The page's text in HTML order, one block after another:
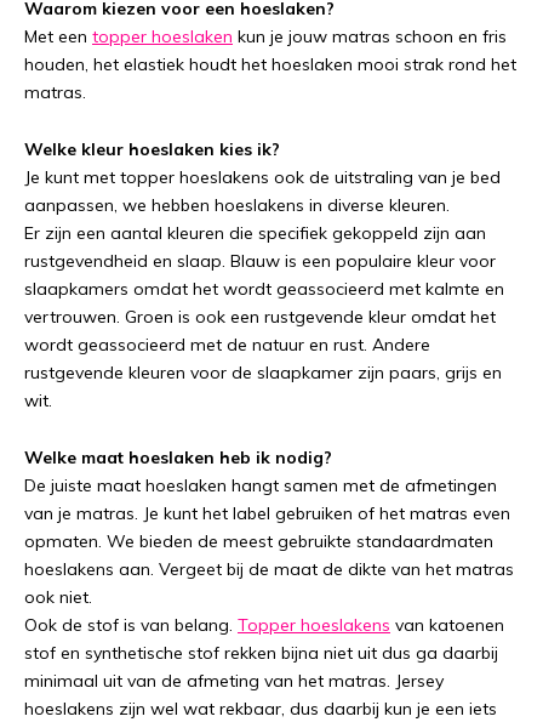
Waarom kiezen voor een hoeslaken?
Met een topper hoeslaken kun je jouw matras schoon en fris
houden, het elastiek houdt het hoeslaken mooi strak rond het
matras.
Welke kleur hoeslaken kies ik?
Je kunt met topper hoeslakens ook de uitstraling van je bed
aanpassen, we hebben hoeslakens in diverse kleuren.
Er zijn een aantal kleuren die specifiek gekoppeld zijn aan
rustgevendheid en slaap. Blauw is een populaire kleur voor
slaapkamers omdat het wordt geassocieerd met kalmte en
vertrouwen. Groen is ook een rustgevende kleur omdat het
wordt geassocieerd met de natuur en rust. Andere
rustgevende kleuren voor de slaapkamer zijn paars, grijs en
wit.
Welke maat hoeslaken heb ik nodig?
De juiste maat hoeslaken hangt samen met de afmetingen
van je matras. Je kunt het label gebruiken of het matras even
opmaten. We bieden de meest gebruikte standaardmaten
hoeslakens aan. Vergeet bij de maat de dikte van het matras
ook niet.
Ook de stof is van belang. Topper hoeslakens van katoenen
stof en synthetische stof rekken bijna niet uit dus ga daarbij
minimaal uit van de afmeting van het matras. Jersey
hoeslakens zijn wel wat rekbaar, dus daarbij kun je een iets